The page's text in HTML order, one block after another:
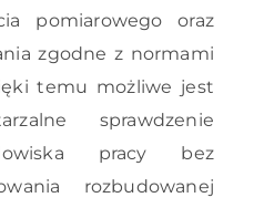
pomiarowego oraz
zgodne z normami
temu możliwe jest
sprawdzenie
pracy bez
rozbudowanej